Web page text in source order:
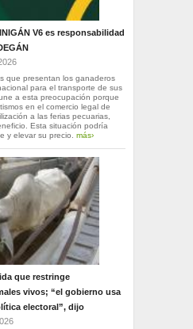
V6 es responsabilidad
que presentan los ganaderos
para el transporte de sus
a esta preocupación porque
en el comercio legal de
a las ferias pecuarias,
Esta situación podría
y elevar su precio. más›
que restringe
vivos; “el gobierno usa
electoral”, dijo